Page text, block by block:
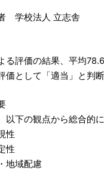
学校法人 立志舎
評価の結果、平均
として「適当」と判
下の観点から総合的に
性
性
地域配慮